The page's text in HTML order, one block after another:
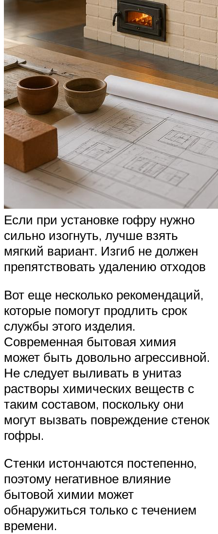
Если при установке гофру нужно
сильно изогнуть, лучше взять
мягкий вариант. Изгиб не должен
препятствовать удалению отходов
Вот еще несколько рекомендаций,
которые помогут продлить срок
службы этого изделия.
Современная бытовая химия
может быть довольно агрессивной.
Не следует выливать в унитаз
растворы химических веществ с
таким составом, поскольку они
могут вызвать повреждение стенок
гофры.
Стенки истончаются постепенно,
поэтому негативное влияние
бытовой химии может
обнаружиться только с течением
времени.